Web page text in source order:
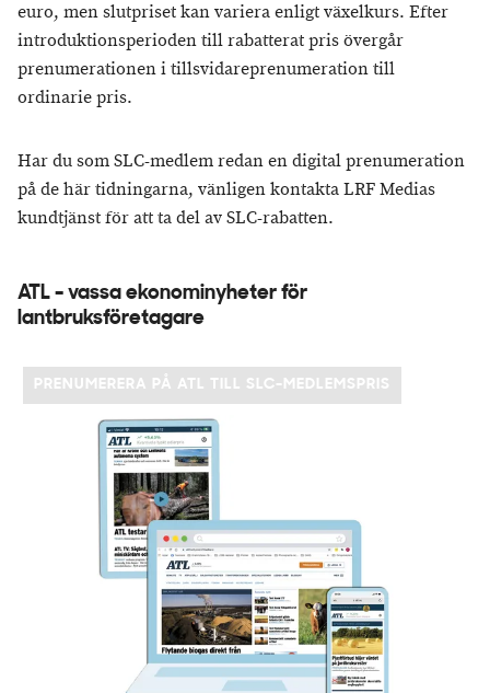
euro, men slutpriset kan variera enligt växelkurs. Efter
introduktionsperioden till rabatterat pris övergår
prenumerationen i tillsvidareprenumeration till
ordinarie pris.
Har du som SLC-medlem redan en digital prenumeration
på de här tidningarna, vänligen kontakta LRF Medias
kundtjänst för att ta del av SLC-rabatten.
ATL - vassa ekonominyheter för
lantbruksföretagare
PRENUMERERA PÅ ATL TILL SLC-MEDLEMSPRIS